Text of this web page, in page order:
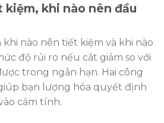
kiệm, khi nào nên đầu
nào nên tiết kiệm và khi nào
độ rủi ro nếu cắt giảm so với
trong ngắn hạn. Hai công
bạn lượng hóa quyết định
cảm tính.